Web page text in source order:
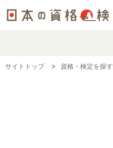
サイトトップ 資格・検定を探す